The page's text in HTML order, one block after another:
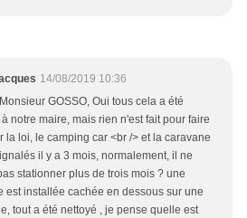
14/08/2019 10:36
GOSSO, Oui tous cela a été
notre maire, mais rien n'est fait pour faire
la loi, le camping car <br /> et la caravane
il y a 3 mois, normalement, il ne
stationner plus de trois mois ? une
est installée cachée en dessous sur une
tout a été nettoyé , je pense quelle est